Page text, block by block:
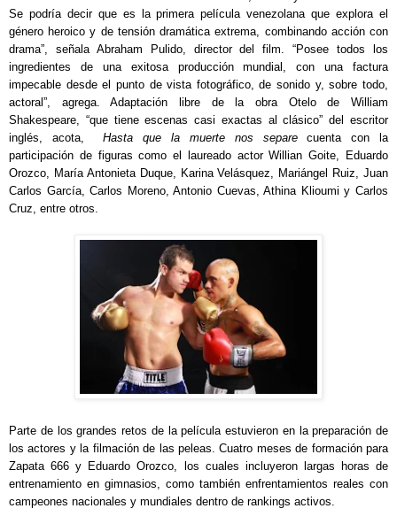
Se podría decir que es la primera película venezolana que explora el
género heroico y de tensión dramática extrema, combinando acción con
drama”, señala Abraham Pulido, director del film. “Posee todos los
ingredientes de una exitosa producción mundial, con una factura
impecable desde el punto de vista fotográfico, de sonido y, sobre todo,
actoral”, agrega. Adaptación libre de la obra Otelo de William
Shakespeare, “que tiene escenas casi exactas al clásico” del escritor
inglés, acota,Hasta que la muerte nos separecuenta con la
participación de figuras como el laureado actor Willian Goite, Eduardo
Orozco, María Antonieta Duque, Karina Velásquez, Mariángel Ruiz, Juan
Carlos García, Carlos Moreno, Antonio Cuevas, Athina Klioumi y Carlos
Cruz , entre otros.
Parte de los grandes retos de la película estuvieron en la preparación de
losactores y la filmación de las peleas. Cuatro meses de formación para
Zapata 666 y Eduardo Orozco, los cuales incluyeron largas horas de
entrenamiento en gimnasios, como también enfrentamientos reales con
campeones nacionales y mundiales dentro de rankings activos.